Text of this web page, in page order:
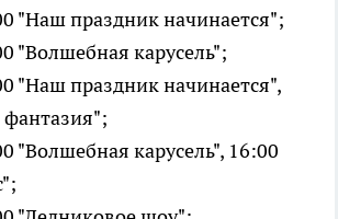
"Наш праздник начинается";
"Волшебная карусель";
"Наш праздник начинается",
"Волшебная карусель", 16:00